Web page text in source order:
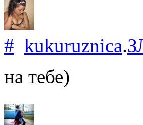
# kukuruznica.
на тебе)